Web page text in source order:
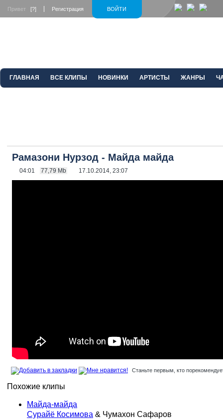
ВОЙТИ
Привет [?] Регистрация
ГЛАВНАЯ ВСЕ КЛИПЫ НОВИНКИ АРТИСТЫ ЖАНРЫ
Рамазони Нурзод - Майда майда
04:01 77,79 Mb 17.10.2014, 23:07
Станьте первым, кто
Похожие клипы
Майда-майда
Сурайё Косимова & Чумахон Сафаров